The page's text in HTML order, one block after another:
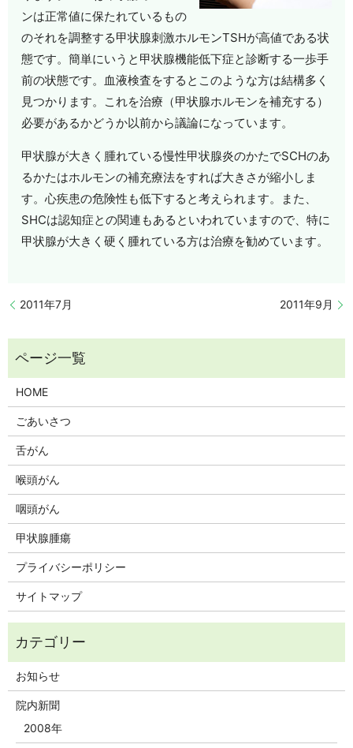
ンは正常値に保たれているもの
のそれを調整する甲状腺刺激ホルモンTSHが高値である状
態です。簡単にいうと甲状腺機能低下症と診断する一歩手
前の状態です。血液検査をするとこのような方は結構多く
見つかります。これを治療（甲状腺ホルモンを補充する）
必要があるかどうか以前から議論になっています。
甲状腺が大きく腫れている慢性甲状腺炎のかたでSCHのあ
るかたはホルモンの補充療法をすれば大きさが縮小しま
す。心疾患の危険性も低下すると考えられます。また、
SHCは認知症との関連もあるといわれていますので、特に
甲状腺が大きく硬く腫れている方は治療を勧めています。
2011年7月 2011年9月
HOME
ごあいさつ
舌がん
喉頭がん
咽頭がん
甲状腺腫瘍
プライバシーポリシー
サイトマップ
お知らせ
院内新聞
2008年